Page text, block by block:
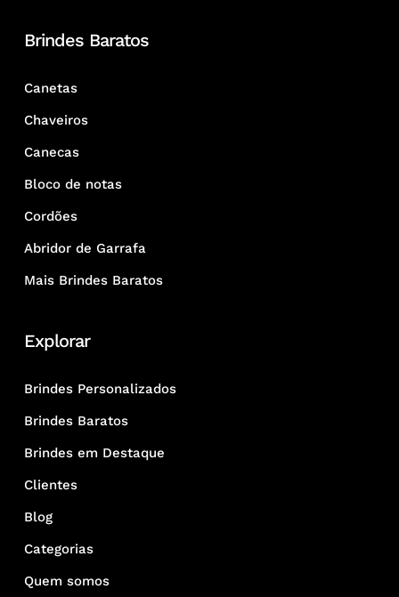
Brindes Baratos
Canetas
Chaveiros
Canecas
Bloco de notas
Cordões
Abridor de Garrafa
Mais Brindes Baratos
Explorar
Brindes Personalizados
Brindes Baratos
Brindes em Destaque
Clientes
Blog
Categorias
Quem somos